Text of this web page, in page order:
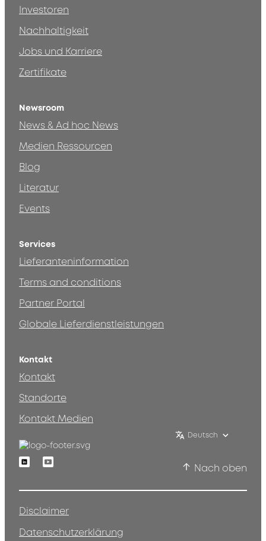
Investoren
Nachhaltigkeit
Jobs und Karriere
Zertifikate
Newsroom
News & Ad hoc News
Medien Ressourcen
Blog
Literatur
Events
Services
Lieferanteninformation
Terms and conditions
Partner Portal
Globale Lieferdienstleistungen
Kontakt
Kontakt
Standorte
Kontakt Medien
Deutsch
LinkedinYoutube
Nach oben
Disclaimer
Datenschutzerklärung